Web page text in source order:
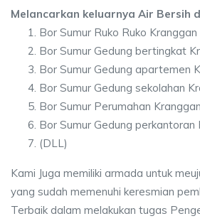
Melancarkan keluarnya Air Bersih
Bor Sumur Ruko Ruko Kranggan
Bor Sumur Gedung bertingkat
Bor Sumur Gedung apartemen
Bor Sumur Gedung sekolahan
Bor Sumur Perumahan Kranggan
Bor Sumur Gedung perkantoran
(DLL)
Kami Juga memiliki armada untuk
yang sudah memenuhi keresmian
Terbaik dalam melakukan tugas